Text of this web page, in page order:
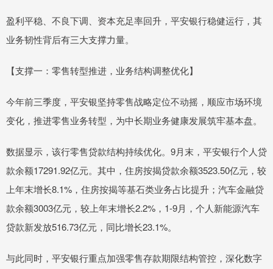
盈利平稳、不良下调、资本充足率回升，平安银行稳健运行，其
业务韧性背后有三大支撑力量。
【支撑一：零售转型推进，业务结构调整优化】
今年前三季度，平安银坚持零售战略定位不动摇，顺应市场环境
变化，推进零售业务转型，为中长期业务健康发展筑牢基本盘。
数据显示，该行零售贷款结构持续优化。9月末，平安银行个人贷
款余额17291.92亿元。其中，住房按揭贷款余额3523.50亿元，较
上年末增长8.1%，住房按揭等基石类业务占比提升；汽车金融贷
款余额3003亿元，较上年末增长2.2%，1-9月，个人新能源汽车
贷款新发放516.73亿元，同比增长23.1%。
与此同时，平安银行重点加强零售存款期限结构管控，深化数字